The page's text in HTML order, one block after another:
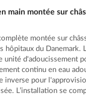
main montée sur
montée sur
hôpitaux du Danemark.
unité d'adoucissement
continu en eau
inverse pour
L’installation se